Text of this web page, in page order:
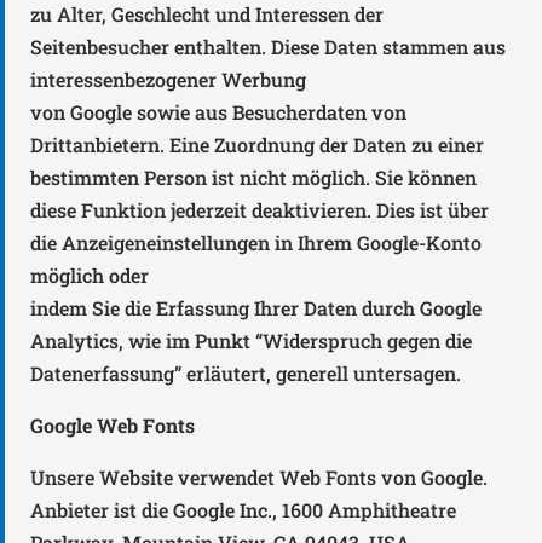
zu Alter, Geschlecht und Interessen der
Seitenbesucher enthalten. Diese Daten stammen aus
interessenbezogener Werbung
von Google sowie aus Besucherdaten von
Drittanbietern. Eine Zuordnung der Daten zu einer
bestimmten Person ist nicht möglich. Sie können
diese Funktion jederzeit deaktivieren. Dies ist über
die Anzeigeneinstellungen in Ihrem Google-Konto
möglich oder
indem Sie die Erfassung Ihrer Daten durch Google
Analytics, wie im Punkt “Widerspruch gegen die
Datenerfassung” erläutert, generell untersagen.
Google Web Fonts
Unsere Website verwendet Web Fonts von Google.
Anbieter ist die Google Inc., 1600 Amphitheatre